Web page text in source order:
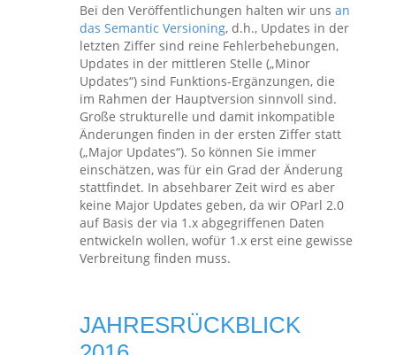
Bei den Veröffentlichungen halten wir uns an
das Semantic Versioning, d.h., Updates in der
letzten Ziffer sind reine Fehlerbehebungen,
Updates in der mittleren Stelle („Minor
Updates“) sind Funktions-Ergänzungen, die
im Rahmen der Hauptversion sinnvoll sind.
Große strukturelle und damit inkompatible
Änderungen finden in der ersten Ziffer statt
(„Major Updates“). So können Sie immer
einschätzen, was für ein Grad der Änderung
stattfindet. In absehbarer Zeit wird es aber
keine Major Updates geben, da wir OParl 2.0
auf Basis der via 1.x abgegriffenen Daten
entwickeln wollen, wofür 1.x erst eine gewisse
Verbreitung finden muss.
JAHRESRÜCKBLICK